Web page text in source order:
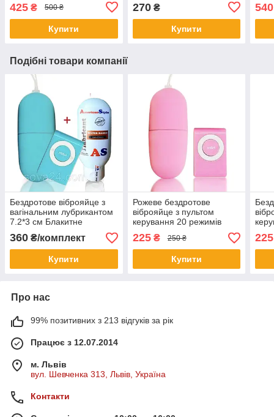
425 ₴ 500 ₴
Купити
270₴
Купити
540
Подібні товари компанії
Бездротове віброяйце з
вагінальним лубрикантом
7.2*3 см Блакитне
Шоколад
360 ₴/комплект
Купити
Рожеве бездротове
віброяйце з пультом
керування 20 режимів
225₴ 250 ₴
Купити
225
Про нас
99% позитивних з 213 відгуків за рік
Працює з 12.07.2014
м. Львів
вул. Шевченка 313, Львів, Україна
Контакти